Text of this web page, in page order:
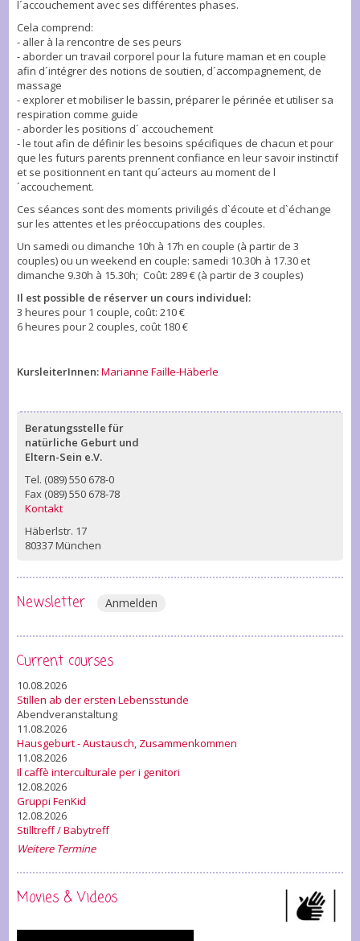
l´accouchement avec ses différentes phases.
Cela comprend:
- aller à la rencontre de ses peurs
- aborder un travail corporel pour la future maman et en couple
afin d´intégrer des notions de soutien, d´accompagnement, de
massage
- explorer et mobiliser le bassin, préparer le périnée et utiliser sa
respiration comme guide
- aborder les positions d´ accouchement
- le tout afin de définir les besoins spécifiques de chacun et pour
que les futurs parents prennent confiance en leur savoir instinctif
et se positionnent en tant qu´acteurs au moment de l
´accouchement.
Ces séances sont des moments priviligés d`écoute et d`échange
sur les attentes et les préoccupations des couples.
Un samedi ou dimanche 10h à 17h en couple (à partir de 3
couples) ou un weekend en couple: samedi 10.30h à 17.30 et
dimanche 9.30h à 15.30h; Coût: 289 € (à partir de 3 couples)
Il est possible de réserver un cours individuel:
3 heures pour 1 couple, coût: 210 €
6 heures pour 2 couples, coût 180 €
KursleiterInnen:Marianne Faille-Häberle
Beratungsstelle für
natürliche Geburt und
Eltern-Sein e.V.
Tel. (089) 550 678-0
Fax (089) 550 678-78
Kontakt
Häberlstr. 17
80337 München
Newsletter Anmelden
Current courses
10.08.2026
Stillen ab der ersten Lebensstunde
Abendveranstaltung
11.08.2026
Hausgeburt - Austausch, Zusammenkommen
11.08.2026
Il caffè interculturale per i genitori
12.08.2026
Gruppi FenKid
12.08.2026
Stilltreff / Babytreff
Weitere Termine
Movies & Videos